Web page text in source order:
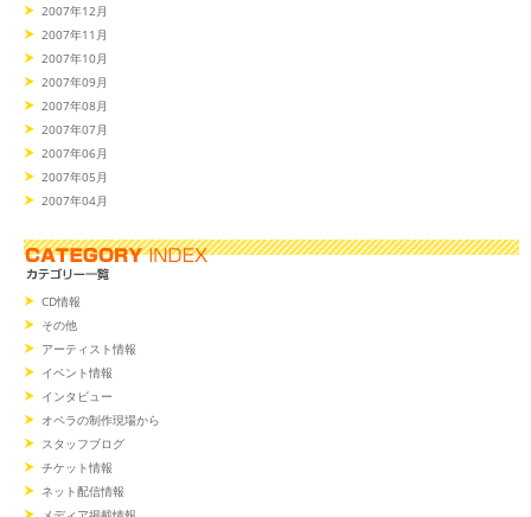
2007年12月
2007年11月
2007年10月
2007年09月
2007年08月
2007年07月
2007年06月
2007年05月
2007年04月
CD情報
その他
アーティスト情報
イベント情報
インタビュー
オペラの制作現場から
スタッフブログ
チケット情報
ネット配信情報